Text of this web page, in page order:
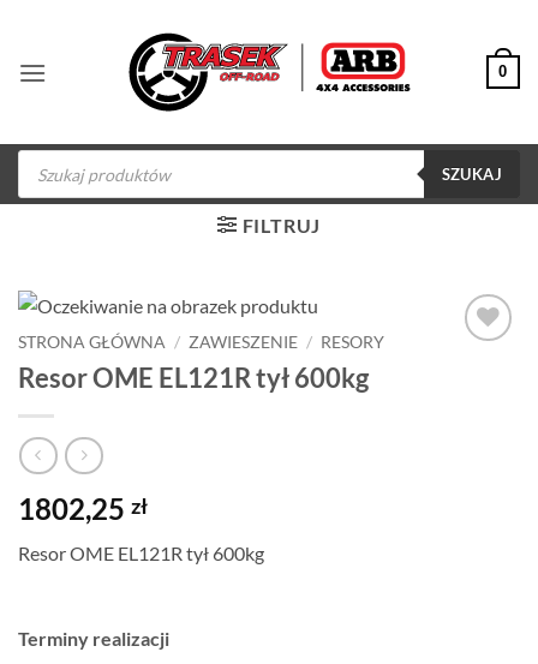
zawartości
0
Wyszukiwarka
produktów
SZUKAJ
FILTRUJ
STRONA GŁÓWNA / ZAWIESZENIE / RESORY
Resor OME EL121R tył 600kg
1802,25 zł
Resor OME EL121R tył 600kg
Terminy realizacji